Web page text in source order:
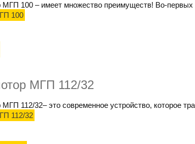
МГП 100 – имеет множество преимуществ! Во-
100
МГП 112/32
МГП 112/32– это современное устройство, которое
112/32